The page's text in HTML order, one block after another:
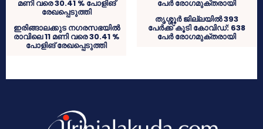
ഇരിങ്ങാലക്കുട നഗരസഭയിൽ
രാവിലെ 11 മണി വരെ 30.41 %
പോളിങ് രേഖപ്പെടുത്തി
തൃശ്ശൂര്‍ ജില്ലയില്‍ 393
പേര്‍ക്ക് കൂടി കോവിഡ്: 638
പേര്‍ രോഗമുക്തരായി